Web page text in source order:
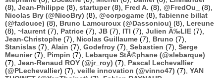
(8), Jean-Philippe (8), startuper(8), Fred A. (8), @FredOu_
(8),
Nicolas Bry (@NicoBry) (8), @corpogame (8), fabienne billat
(@fadouce) (8), Bruno Lamouroux (@Dassoniou) (8), Lereune
(8), ~laurent (7), Patrice (7), JB (7), ITI (7), Julien Ã‰LIE (7),
Jean-Christophe (7), Nicolas Guillaume (7), Bruno (7),
Stanislas (7), Alain (7), Godefroy (7), Sebastien (7), Serge
Meunier(7), Pimpin (7), Lebarque StÃ©phane (@slebarque)
(7), Jean-Renaud ROY (@jr_roy) (7), Pascal Lechevallier
(@PLechevallier) (7), veille innovation (@vinno47) (7), YAN